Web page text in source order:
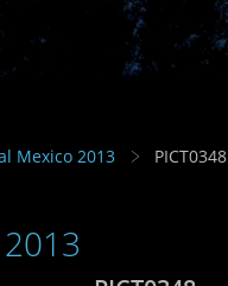
Mexico 2013 PICT0348